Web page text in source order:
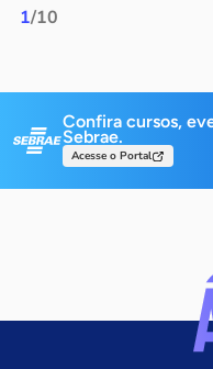
1/10
Confira cursos,
Sebrae.
Acesse o Portal